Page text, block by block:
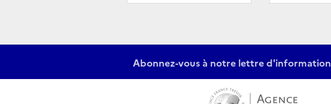
Abonnez-vous à notre lettre d'information